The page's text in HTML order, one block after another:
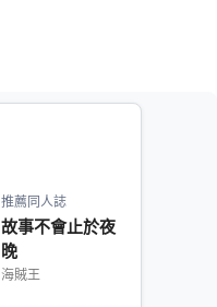
推薦同人誌
故事不會止於夜
晚
海賊王